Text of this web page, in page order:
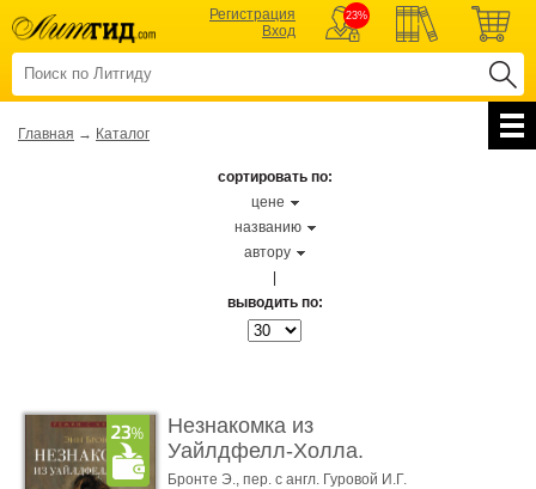
Регистрация
Вход
23%
Главная → Каталог
сортировать по:
цене
названию
автору
выводить по:
Незнакомка из
Уайлдфелл-Холла.
Роман (Серия «Р� ...
Бронте Э., пер. с англ. Гуровой И.Г.